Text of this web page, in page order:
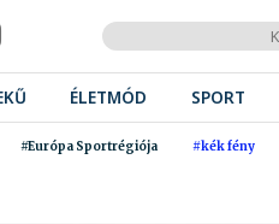
ÉLETMÓD SPORT
#Európa Sportrégiója #kék fény